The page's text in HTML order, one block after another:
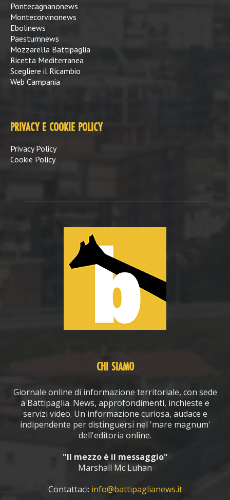
Pontecagnanonews
Montecorvinonews
Ebolinews
Paestumnews
Mozzarella Battipaglia
Ricetta Mediterranea
Scegliere il Ricambio
Web Campania
PRIVACY E COOKIE POLICY
Privacy Policy
Cookie Policy
CHI SIAMO
Giornale online di informazione territoriale, con sede
a Battipaglia. News, approfondimenti, inchieste e
servizi video. Un'informazione curiosa, audace e
indipendente per distinguersi nel 'mare magnum'
dell'editoria online.
"Il mezzo è il messaggio"
Marshall Mc Luhan
Contattaci: info@battipaglianews.it